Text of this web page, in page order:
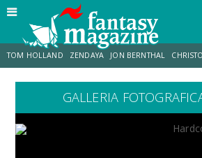
TOM HOLLAND ZENDAYA JON BERNTHAL
LUCCA COMICS & GAMES ODISSEA
GALLERIA